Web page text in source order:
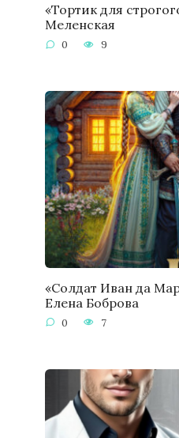
«Тортик для
Меленская
0 9
«Солдат Иван да
Елена Боброва
0 7